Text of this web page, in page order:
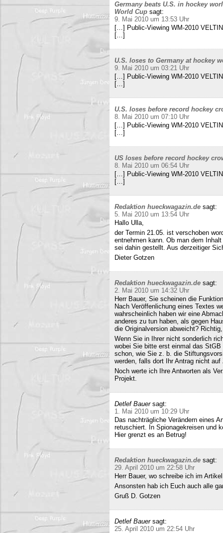
Germany beats U.S. in hockey
World Cup sagt:
9. Mai 2010 um 13:53 Uhr
[…] Public-Viewing WM-2010
[…]
U.S. loses to Germany at hockey
9. Mai 2010 um 03:21 Uhr
[…] Public-Viewing WM-2010
[…]
U.S. loses before record hockey
8. Mai 2010 um 07:10 Uhr
[…] Public-Viewing WM-2010
[…]
US loses before record hockey
8. Mai 2010 um 06:54 Uhr
[…] Public-Viewing WM-2010
[…]
Redaktion hueckwagazin.de sagt:
5. Mai 2010 um 13:54 Uhr
Hallo Ulla,
der Termin 21.05. ist verschoben
entnehmen kann. Ob man dem
sei dahin gestellt. Aus derzeitiger
Dieter Gotzen
Redaktion hueckwagazin.de sagt:
2. Mai 2010 um 14:32 Uhr
Herr Bauer, Sie scheinen die
Nach Veröffenlichung eines Textes
wahrscheinlich haben wir eine
anderes zu tun haben, als gegen
die Originalversion abweicht?
Wenn Sie in Ihrer nicht sonderlich
wobei Sie bitte erst einmal das
schon, wie Sie z. b. die
werden, falls dort Ihr Antrag nicht
Noch werte ich Ihre Antworten als
Projekt.
Detlef Bauer sagt:
1. Mai 2010 um 10:29 Uhr
Das nachträgliche Verändern eines
retuschiert. In Spionagekreisen und
Hier grenzt es an Betrug!
Redaktion hueckwagazin.de sagt:
29. April 2010 um 22:58 Uhr
Herr Bauer, wo schreibe ich im
Ansonsten hab ich Euch auch alle
Gruß D. Gotzen
Detlef Bauer sagt:
25. April 2010 um 22:54 Uhr